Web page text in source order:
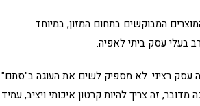
המבוקשים בתחום המזון, במיוחד
בעלי עסק ביתי לאפיה.
רציני. לא מספיק לשים את העוגה ב"סתם"
זה צריך להיות קרטון איכותי ויציב, עמיד